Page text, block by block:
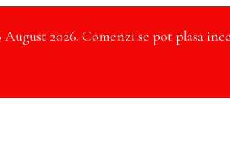
2026. Comenzi se pot plasa